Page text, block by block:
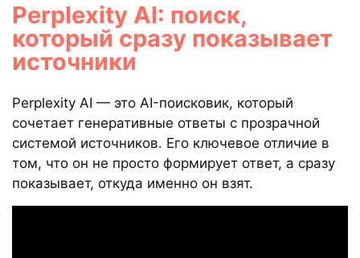
Perplexity AI: поиск,
который сразу показывает
источники
Perplexity AI — это AI-поисковик, который
сочетает генеративные ответы с прозрачной
системой источников. Его ключевое отличие в
том, что он не просто формирует ответ, а сразу
показывает, откуда именно он взят.